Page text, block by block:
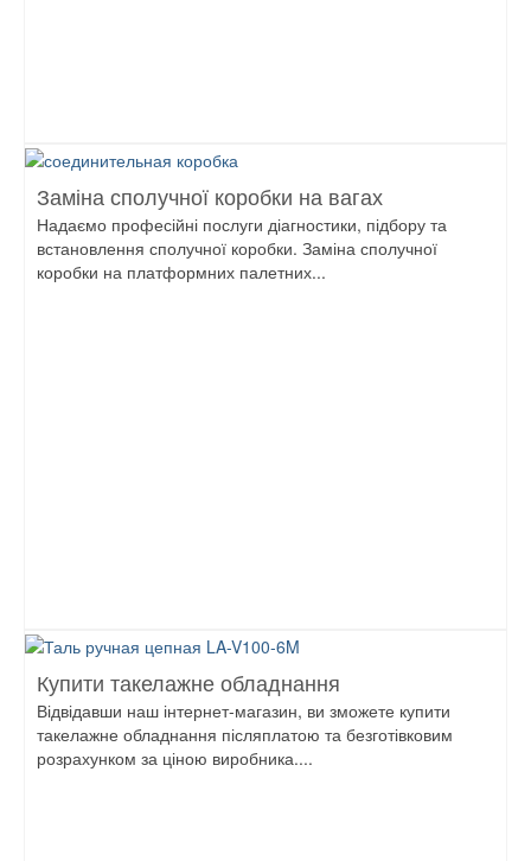
Заміна сполучної коробки на вагах
Надаємо професійні послуги діагностики, підбору та
встановлення сполучної коробки. Заміна сполучної
коробки на платформних палетних...
Купити такелажне обладнання
Відвідавши наш інтернет-магазин, ви зможете купити
такелажне обладнання післяплатою та безготівковим
розрахунком за ціною виробника....